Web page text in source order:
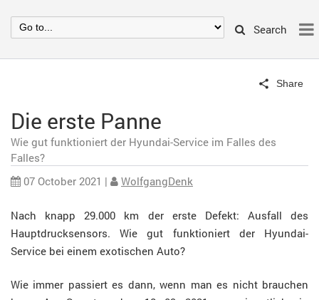
Search
Share
Die erste Panne
Wie gut funktioniert der Hyundai-Service im Falles des
Falles?
07 October 2021 | WolfgangDenk
Nach knapp 29.000 km der erste Defekt: Ausfall des
Hauptdrucksensors. Wie gut funktioniert der Hyundai-
Service bei einem exotischen Auto?
Wie immer passiert es dann, wenn man es nicht brauchen